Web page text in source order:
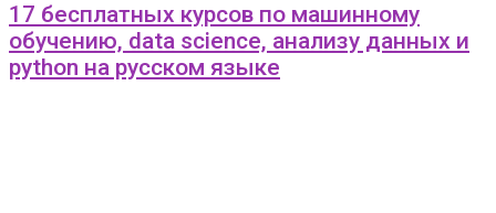
17 бесплатных курсов по машинному
обучению, data science, анализу данных и
python на русском языке